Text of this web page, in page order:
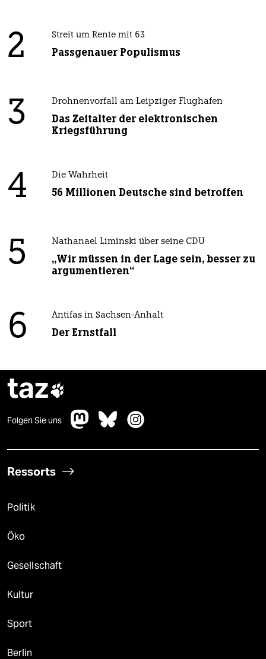
2 Streit um Rente mit 63
Passgenauer Populismus
3 Drohnenvorfall am Leipziger Flughafen
Das Zeitalter der elektronischen
Kriegsführung
4 Die Wahrheit
56 Millionen Deutsche sind betroffen
5 Nathanael Liminski über seine CDU
„Wir müssen in der Lage sein, besser zu
argumentieren“
6 Antifas in Sachsen-Anhalt
Der Ernstfall
taz
Folgen Sie uns
Ressorts
Politik
Öko
Gesellschaft
Kultur
Sport
Berlin